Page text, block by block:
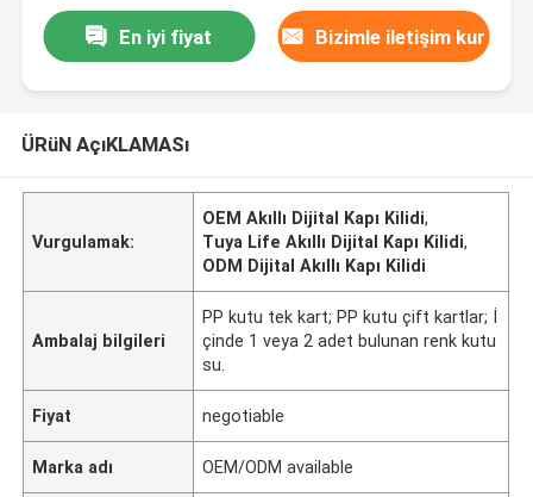
En iyi fiyat Bizimle iletişim kur
ÜRüN AçıKLAMASı
Vurgulamak:
OEM Akıllı Dijital Kapı Kilidi,
Tuya Life Akıllı Dijital Kapı Kilidi,
ODM Dijital Akıllı Kapı Kilidi
Ambalaj bilgileri
PP kutu tek kart; PP kutu çift kartlar; İ
çinde 1 veya 2 adet bulunan renk kutu
su.
Fiyat negotiable
Marka adı OEM/ODM available